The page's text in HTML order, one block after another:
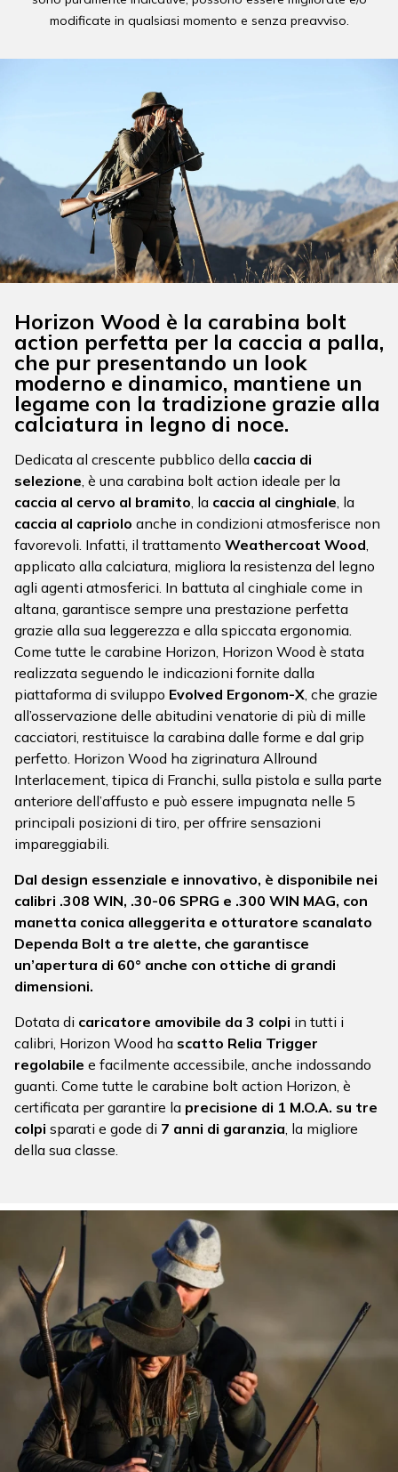
modificate in qualsiasi momento e senza preavviso.
Horizon Wood è la carabina bolt
action perfetta per la caccia a palla,
che pur presentando un look
moderno e dinamico, mantiene un
legame con la tradizione grazie alla
calciatura in legno di noce.
Dedicata al crescente pubblico della caccia di
selezione, è una carabina bolt action ideale per la
caccia al cervo al bramito, la caccia al cinghiale, la
caccia al capriolo anche in condizioni atmosferisce non
favorevoli. Infatti, il trattamento Weathercoat Wood,
applicato alla calciatura, migliora la resistenza del legno
agli agenti atmosferici. In battuta al cinghiale come in
altana, garantisce sempre una prestazione perfetta
grazie alla sua leggerezza e alla spiccata ergonomia.
Come tutte le carabine Horizon, Horizon Wood è stata
realizzata seguendo le indicazioni fornite dalla
piattaforma di sviluppo Evolved Ergonom-X, che grazie
all’osservazione delle abitudini venatorie di più di mille
cacciatori, restituisce la carabina dalle forme e dal grip
perfetto. Horizon Wood ha zigrinatura Allround
Interlacement, tipica di Franchi, sulla pistola e sulla parte
anteriore dell’affusto e può essere impugnata nelle 5
principali posizioni di tiro, per offrire sensazioni
impareggiabili.
Dal design essenziale e innovativo, è disponibile nei
calibri .308 WIN, .30-06 SPRG e .300 WIN MAG, con
manetta conica alleggerita e otturatore scanalato
Dependa Bolt a tre alette, che garantisce
un’apertura di 60° anche con ottiche di grandi
dimensioni.
Dotata di caricatore amovibile da 3 colpi in tutti i
calibri, Horizon Wood ha scatto Relia Trigger
regolabile e facilmente accessibile, anche indossando
guanti. Come tutte le carabine bolt action Horizon, è
certificata per garantire la precisione di 1 M.O.A. su tre
colpi sparati e gode di 7 anni di garanzia, la migliore
della sua classe.